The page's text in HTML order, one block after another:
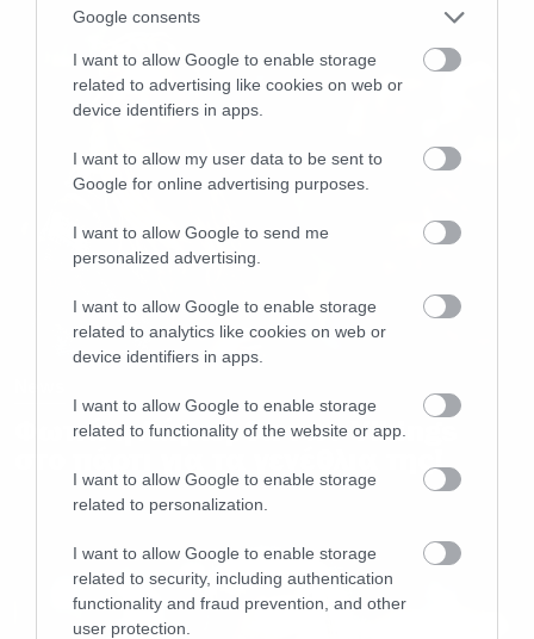
Google consents
I want to allow Google to enable storage
related to advertising like cookies on web or
device identifiers in apps.
I want to allow my user data to be sent to
Google for online advertising purposes.
I want to allow Google to send me
personalized advertising.
I want to allow Google to enable storage
related to analytics like cookies on web or
device identifiers in apps.
I want to allow Google to enable storage
related to functionality of the website or app.
I want to allow Google to enable storage
related to personalization.
I want to allow Google to enable storage
related to security, including authentication
functionality and fraud prevention, and other
user protection.
Φωτιά η Λάγκερθα των Vikings
στο πάρτι για τα γενέθλια της!